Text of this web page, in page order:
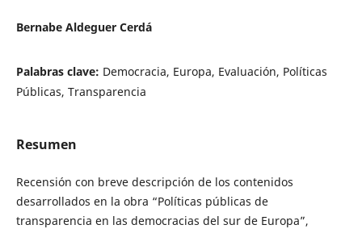
Bernabe Aldeguer Cerdá
Palabras clave: Democracia, Europa, Evaluación, Políticas
Públicas, Transparencia
Resumen
Recensión con breve descripción de los contenidos
desarrollados en la obra “Políticas públicas de
transparencia en las democracias del sur de Europa”,